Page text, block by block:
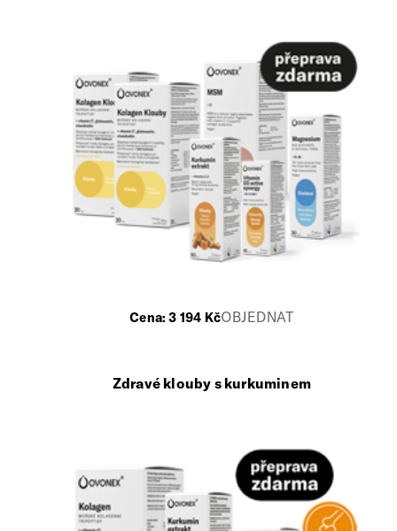
Cena:3 194 KčOBJEDNAT
Zdravé klouby s kurkuminem